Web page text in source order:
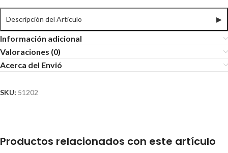
Descripción del Articulo ▶
Información adicional
Valoraciones (0)
Acerca del Envió
SKU: 51202
Productos relacionados con este artículo